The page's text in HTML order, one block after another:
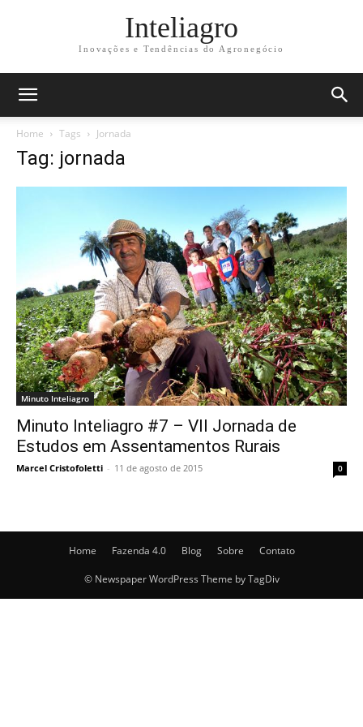
Inteliagro
Inovações e Tendências do Agronegócio
Home Tags Jornada
Tag: jornada
Minuto Inteliagro
Minuto Inteliagro #7 – VII Jornada de
Estudos em Assentamentos Rurais
Marcel Cristofoletti - 11 de agosto de 2015 0
Home Fazenda 4.0 Blog Sobre Contato
© Newspaper WordPress Theme by TagDiv